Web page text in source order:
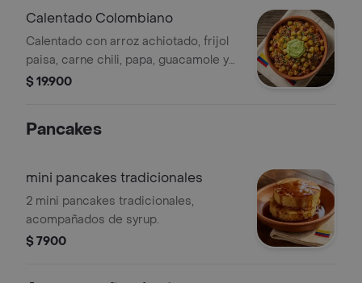
Calentado Colombiano
Calentado con arroz achiotado, frijol
paisa, carne chili, papa, guacamole y
cilantro fresco.
$ 19.900
Pancakes
mini pancakes tradicionales
2 mini pancakes tradicionales,
acompañados de syrup.
$ 7900